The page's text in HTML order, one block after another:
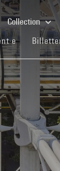
Collection
(current)